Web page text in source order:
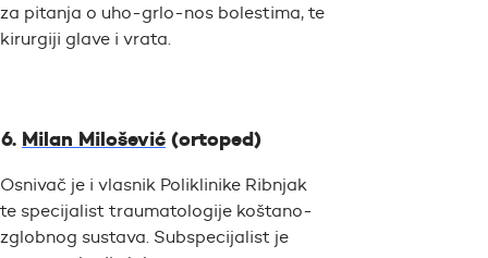
za pitanja o uho-grlo-nos bolestima, te
kirurgiji glave i vrata.
Milan Milošević (ortoped)
Osnivač je i vlasnik Poliklinike Ribnjak
te specijalist traumatologije koštano-
zglobnog sustava. Subspecijalist je